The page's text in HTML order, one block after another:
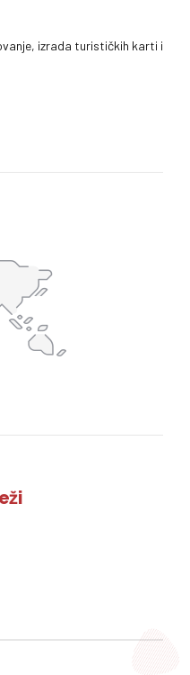
izrada turističkih karti i